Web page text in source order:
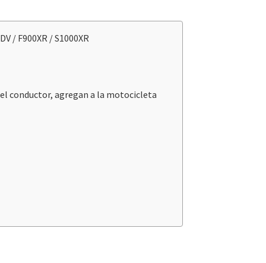
/ F900XR / S1000XR
conductor, agregan a la motocicleta